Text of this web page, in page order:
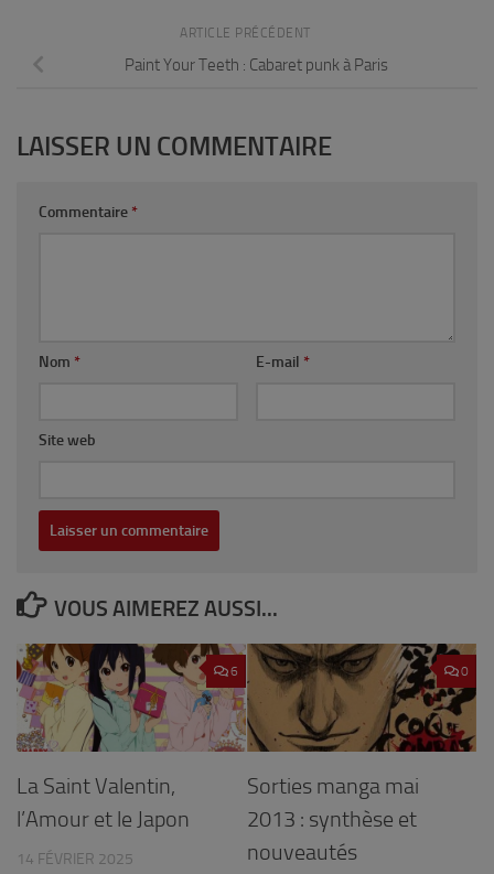
ARTICLE PRÉCÉDENT
Paint Your Teeth : Cabaret punk à Paris
LAISSER UN COMMENTAIRE
Commentaire *
Nom * E-mail *
Site web
VOUS AIMEREZ AUSSI...
6
La Saint Valentin,
l’Amour et le Japon
14 FÉVRIER 2025
0
Sorties manga mai
2013 : synthèse et
nouveautés